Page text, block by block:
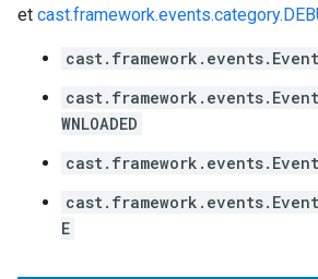
et
WNLOADED
E